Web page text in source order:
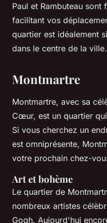
Paul et Rambuteau sont
facilitant vos
quartier est idéalement
dans le centre de la ville.
Montmartre
Montmartre, avec sa
Cœur, est un quartier
Si vous cherchez un
est omniprésente,
votre prochain chez-
Art et bohème
Le quartier de
nombreux artistes
Gogh. Aujourd'hui